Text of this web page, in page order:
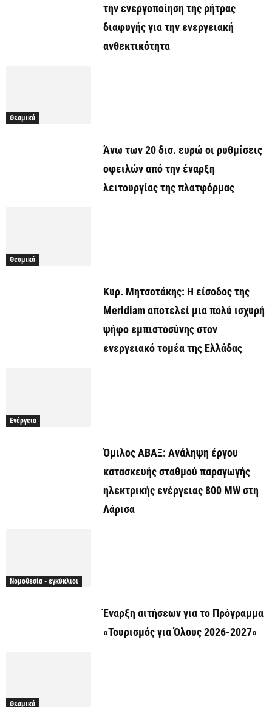
την ενεργοποίηση της ρήτρας
διαφυγής για την ενεργειακή
ανθεκτικότητα
Θεσμικά
Άνω των 20 δισ. ευρώ οι ρυθμίσεις
οφειλών από την έναρξη
λειτουργίας της πλατφόρμας
Θεσμικά
Κυρ. Μητσοτάκης: Η είσοδος της
Meridiam αποτελεί μια πολύ ισχυρή
ψήφο εμπιστοσύνης στον
ενεργειακό τομέα της Ελλάδας
Ενέργεια
Όμιλος ΑΒΑΞ: Ανάληψη έργου
κατασκευής σταθμού παραγωγής
ηλεκτρικής ενέργειας 800 ΜW στη
Λάρισα
Νομοθεσία - εγκύκλιοι
Έναρξη αιτήσεων για το Πρόγραμμα
«Τουρισμός για Όλους 2026-2027»
Θεσμικά